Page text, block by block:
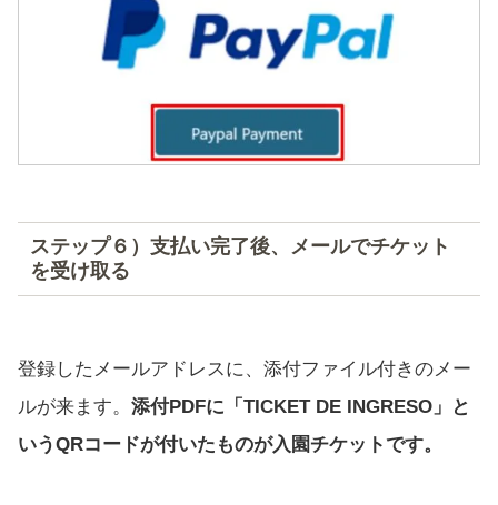
ステップ６）支払い完了後、メールでチケット
を受け取る
登録したメールアドレスに、添付ファイル付きのメー
ルが来ます。 添付PDFに「TICKET DE INGRESO」と
いうQRコードが付いたものが入園チケットです。